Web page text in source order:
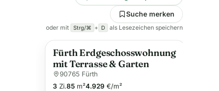
Suche merken
oder mit Strg/⌘ + D als Lesezeichen speichern
Fürth Erdgeschosswohnung
mit Terrasse & Garten
90765 Fürth
3 Zi.85m²4.929 €/m²